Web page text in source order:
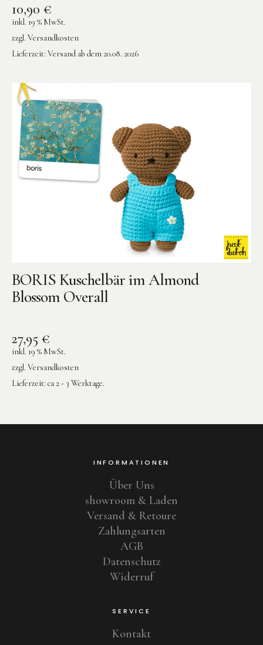
10,90 €
inkl. 19 % MwSt.
zzgl. Versandkosten
Lieferzeit: Versand ab dem 20.08. 2026
BORIS Kuschelbär im Almond
Blossom Overall
27,95 €
inkl. 19 % MwSt.
zzgl. Versandkosten
Lieferzeit: ca 2 - 3 Werktage.
INFORMATIONEN
Über Uns
showroom & Laden
Versand & Retoure
Zahlungsarten
AGB
Datenschutz
Widerruf
SERVICE
Kontakt